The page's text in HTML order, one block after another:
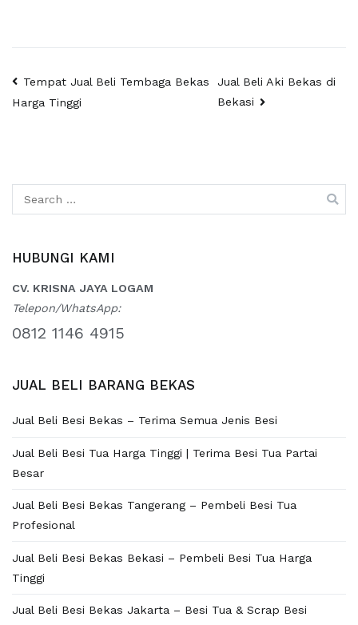
Post
Tempat Jual Beli Tembaga Bekas
Harga Tinggi
Jual Beli Aki Bekas di
Bekasi
for:
HUBUNGI KAMI
CV. KRISNA JAYA LOGAM
Telepon/WhatsApp:
0812 1146 4915
JUAL BELI BARANG BEKAS
Jual Beli Besi Bekas – Terima Semua Jenis Besi
Jual Beli Besi Tua Harga Tinggi | Terima Besi Tua Partai
Besar
Jual Beli Besi Bekas Tangerang – Pembeli Besi Tua
Profesional
Jual Beli Besi Bekas Bekasi – Pembeli Besi Tua Harga
Tinggi
Jual Beli Besi Bekas Jakarta – Besi Tua & Scrap Besi